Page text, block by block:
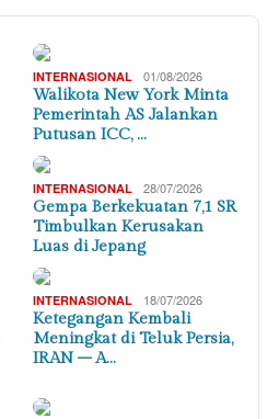
INTERNASIONAL 01/08/2026
Walikota New York Minta
Pemerintah AS Jalankan
Putusan ICC, …
INTERNASIONAL 28/07/2026
Gempa Berkekuatan 7,1 SR
Timbulkan Kerusakan
Luas di Jepang
INTERNASIONAL 18/07/2026
Ketegangan Kembali
Meningkat di Teluk Persia,
IRAN – A…